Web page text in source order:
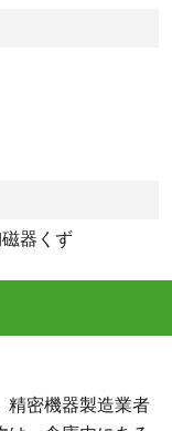
器くず
精密機器製造業者